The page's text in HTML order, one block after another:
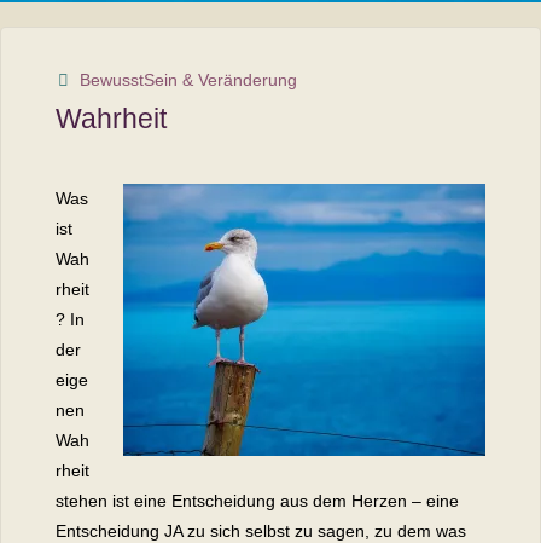
BewusstSein & Veränderung
Wahrheit
Was
ist
Wah
rheit
? In
der
eige
nen
Wah
rheit
stehen ist eine Entscheidung aus dem Herzen – eine
Entscheidung JA zu sich selbst zu sagen, zu dem was